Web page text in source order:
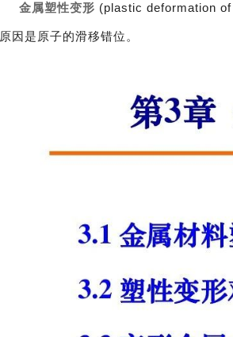
金属塑性变形 (plastic deformation
原因是原子的滑移错位。